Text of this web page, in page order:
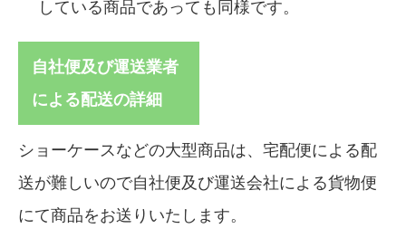
している商品であっても同様です。
自社便及び運送業者
による配送の詳細
ショーケースなどの大型商品は、宅配便による配
送が難しいので自社便及び運送会社による貨物便
にて商品をお送りいたします。